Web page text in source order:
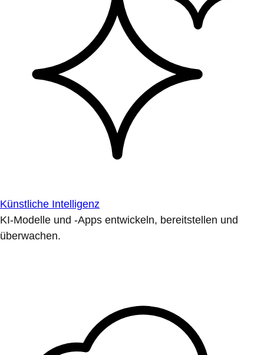
Künstliche Intelligenz
KI-Modelle und -Apps entwickeln, bereitstellen und
überwachen.